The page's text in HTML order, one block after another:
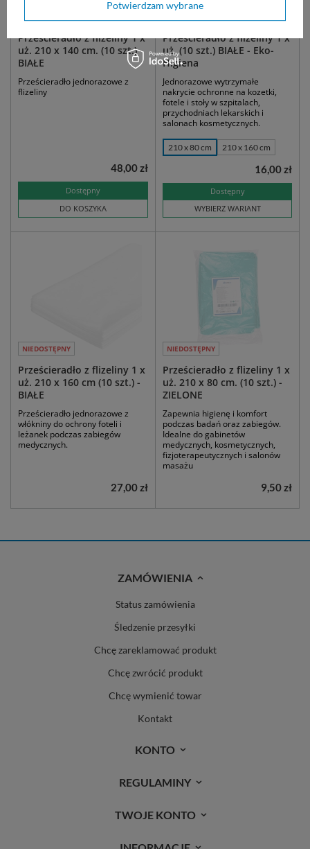
Prześcieradło z flizeliny 1 x
uż. 210 x 140 cm. (10 szt.) -
BIAŁE
Prześcieradło jednorazowe z
flizeliny
Dostępny
DO KOSZYKA
48,00 zł
Prześcieradło z flizeliny 1 x
uż. (10 szt.) BIAŁE - Eko-
Higiena
Jednorazowe wytrzymałe
nakrycie ochronne na kozetki,
fotele i stoły w szpitalach,
przychodniach lekarskich i
salonach kosmetycznych.
210 x 80 cm 210 x 160 cm
Dostępny
WYBIERZ WARIANT
16,00 zł
NIEDOSTĘPNY
Prześcieradło z flizeliny 1 x
uż. 210 x 160 cm (10 szt.) -
BIAŁE
Prześcieradło jednorazowe z
włókniny do ochrony foteli i
leżanek podczas zabiegów
medycznych.
27,00 zł
NIEDOSTĘPNY
Prześcieradło z flizeliny 1 x
uż. 210 x 80 cm. (10 szt.) -
ZIELONE
Zapewnia higienę i komfort
podczas badań oraz zabiegów.
Idealne do gabinetów
medycznych, kosmetycznych,
fizjoterapeutycznych i salonów
masażu
9,50 zł
ZAMÓWIENIA
Status zamówienia
Śledzenie przesyłki
Chcę zareklamować produkt
Chcę zwrócić produkt
Chcę wymienić towar
Kontakt
KONTO
REGULAMINY
TWOJE KONTO
Potwierdzam wybrane